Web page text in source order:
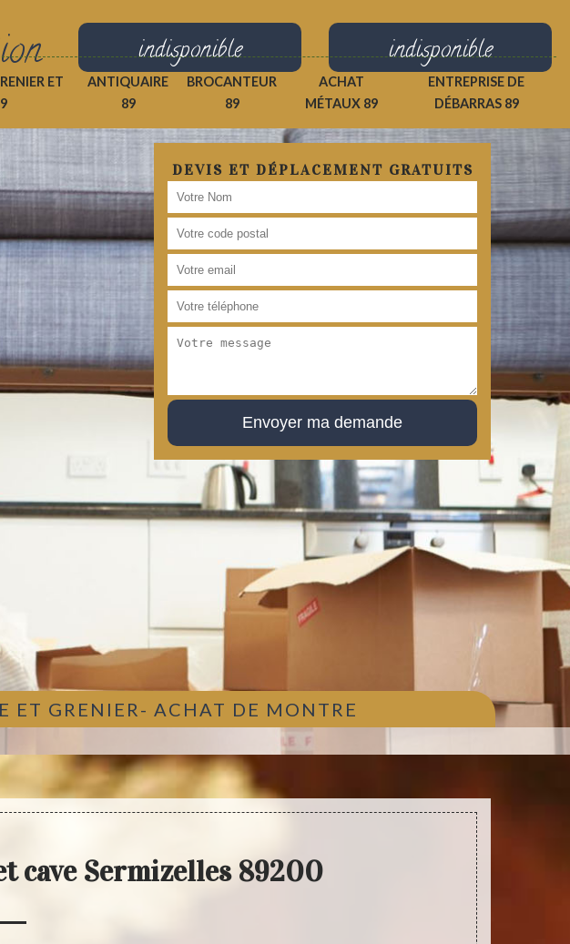
indisponible indisponible
ET
ANTIQUAIRE
89
BROCANTEUR
89
ACHAT
MÉTAUX 89
ENTREPRISE DE
DÉBARRAS 89
DEVIS ET DÉPLACEMENT GRATUITS
ET GRENIER- ACHAT DE MONTRE
cave Sermizelles 89200